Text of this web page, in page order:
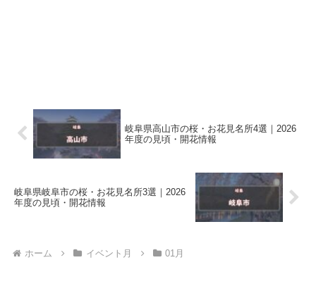
岐阜県高山市の桜・お花見名所4選｜2026
年度の見頃・開花情報
岐阜県岐阜市の桜・お花見名所3選｜2026
年度の見頃・開花情報
ホーム イベント月 01月